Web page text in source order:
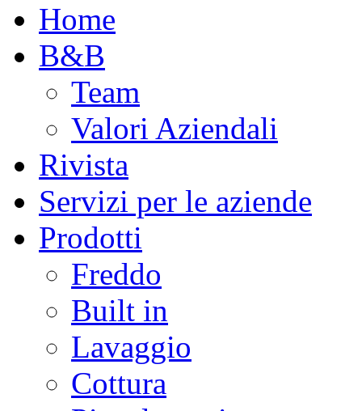
Home
B&B
Team
Valori Aziendali
Rivista
Servizi per le aziende
Prodotti
Freddo
Built in
Lavaggio
Cottura